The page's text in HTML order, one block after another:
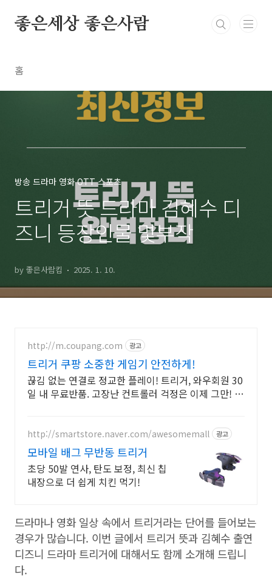
좋은세상 좋은사람
홈
방송 드라마 영화 OTT 스포츠
트리거 뜻 드라마 김혜수 디
즈니 등장인물 몇부작
by 좋은사람킴 2025. 1. 10.
http://m.coupang.com 광고
트리거 쿠팡 소중한 게임기 안전하게!
끊김 없는 연결로 정교한 플레이! 트리거, 와우회원 30
일 내 무료반품. 고장난 컨트롤러 걱정은 이제 그만! 쿠
http://smartstore.naver.com/awesomemall 광고
모바일 배그 무반동 트리거
초당 50발 연사, 탄도 보정, 최신 칩
내장으로 더 쉽게 치킨 먹기!
드라마나 영화 일상 속에서 트리거라는 단어를 들어보는
경우가 많습니다. 이번 글에서 트리거 뜻과 김혜수 출연
디즈니 드라마 트리거에 대해서도 함께 소개해 드립니
다.